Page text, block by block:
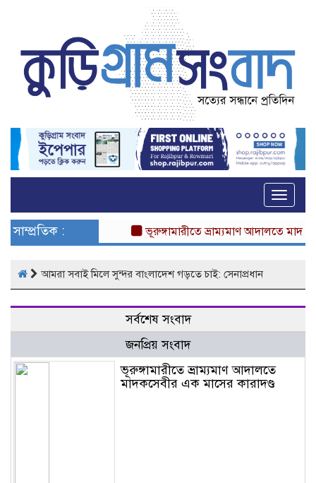
Toggle
সাম্প্রতিক : ভূরুঙ্গামারীতে ভ্রাম্যমাণ আদালতে
আমরা সবাই মিলে সুন্দর বাংলাদেশ গড়তে চাই: সেনাপ্রধান
সর্বশেষ সংবাদ
জনপ্রিয় সংবাদ
ভূরুঙ্গামারীতে ভ্রাম্যমাণ আদালতে
মাদকসেবীর এক মাসের কারাদণ্ড